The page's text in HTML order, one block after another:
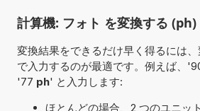
計算機: フォト を変換する (ph)
変換結果をできるだけ早く得るには
で入力するのが最適です。例えば、
'77 ph' と入力します:
ほとんどの場合、2 つのユニッ